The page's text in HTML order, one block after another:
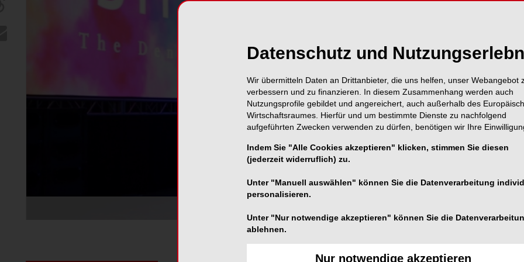
1/
Datenschutz und
Wir übermitteln Daten an Drittanbieter, die uns helfen, unser Webangebot
verbessern und zu finanzieren. In diesem Zusammenhang werden auch
Nutzungsprofile gebildet und angereichert, auch außerhalb des
Wirtschaftsraumes. Hierfür und um bestimmte Dienste zu nachfolgend
aufgeführten Zwecken verwenden zu dürfen, benötigen wir Ihre
Indem Sie "Alle Cookies akzeptieren" klicken, stimmen Sie diesen
(jederzeit widerruflich) zu.
Unter "Manuell auswählen" können Sie die Datenverarbeitung
personalisieren.
Unter "Nur notwendige akzeptieren" können Sie die
ablehnen.
Nur notwendige akzeptieren